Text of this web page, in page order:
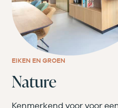
EIKEN EN GROEN
Nature
Kenmerkend voor voor